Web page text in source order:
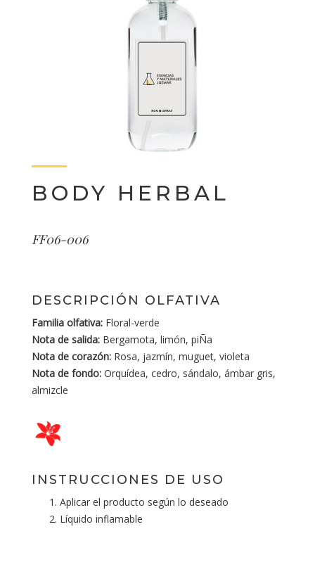
BODY HERBAL
FF06-006
DESCRIPCIÓN OLFATIVA
Familia olfativa: Floral-verde
Nota de salida: Bergamota, limón, piÑa
Nota de corazón: Rosa, jazmín, muguet, violeta
Nota de fondo: Orquídea, cedro, sándalo, ámbar gris,
almizcle
INSTRUCCIONES DE USO
Aplicar el producto según lo deseado
Líquido inflamable